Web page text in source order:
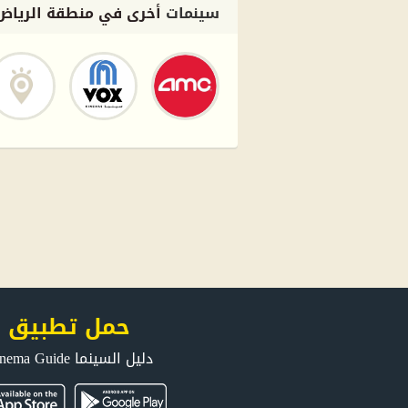
سينمات أخرى في منطقة
حمل تطبيق
دليل السينما Cinema Guide